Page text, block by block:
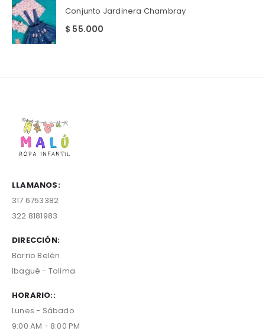
Conjunto Jardinera Chambray
$ 55.000
LLAMANOS:
317 6753382
322 8181983
DIRECCIÓN:
Barrio Belén
Ibagué - Tolima
HORARIO::
Lunes - Sábado
9:00 AM - 8:00 PM